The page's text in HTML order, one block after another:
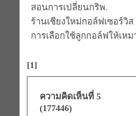
สอนการเปลี่ยนกริพ.
ร้านเชียงใหม่กอล์ฟเซอร์วิส
การเลือกใช้ลูกกอล์ฟให้เหม
[1]
ความคิดเห็นที่ 5
(177446)